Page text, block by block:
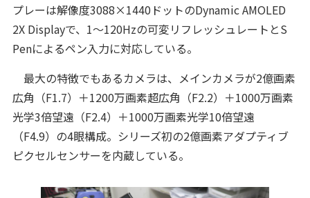
プレーは解像度3088×1440ドットのDynamic AMOLED
2X Displayで、1～120Hzの可変リフレッシュレートとS
Penによるペン入力に対応している。
最大の特徴でもあるカメラは、メインカメラが2億画素
広角（F1.7）＋1200万画素超広角（F2.2）＋1000万画素
光学3倍望遠（F2.4）＋1000万画素光学10倍望遠
（F4.9）の4眼構成。シリーズ初の2億画素アダプティブ
ピクセルセンサーを内蔵している。